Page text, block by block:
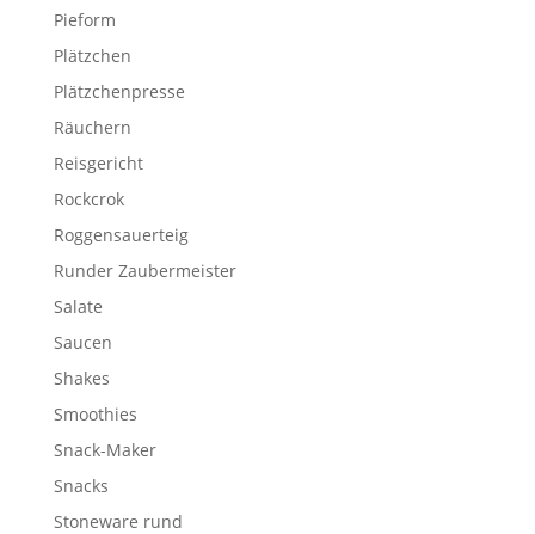
Pieform
Plätzchen
Plätzchenpresse
Räuchern
Reisgericht
Rockcrok
Roggensauerteig
Runder Zaubermeister
Salate
Saucen
Shakes
Smoothies
Snack-Maker
Snacks
Stoneware rund